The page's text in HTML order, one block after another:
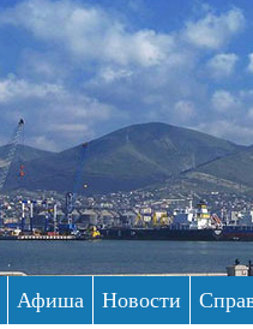
Афиша Новости